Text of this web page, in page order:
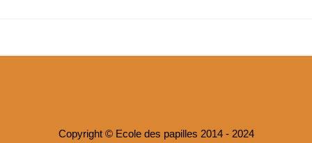
Copyright © Ecole des papilles 2014 - 2024